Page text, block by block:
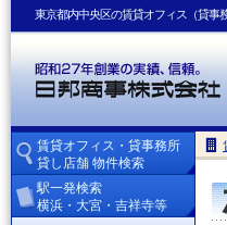
東京都内中央区の賃貸オフィス（貸事
賃貸オフィス・貸事務所
貸し店舗 物件検索
駅一発検索
横浜・大宮・吉祥寺等